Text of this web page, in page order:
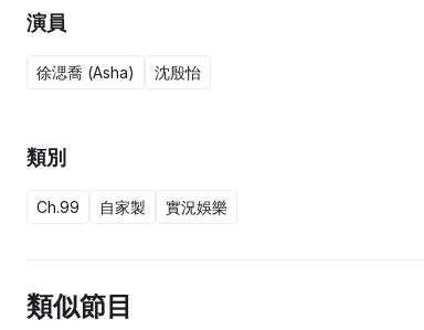
演員
徐㴓喬 (Asha) 沈殷怡
類別
Ch.99 自家製 實況娛樂
類似節目